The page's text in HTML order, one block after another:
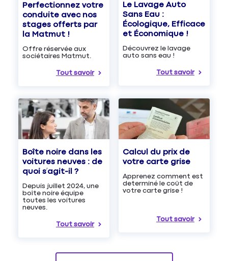
Perfectionnez votre
conduite avec nos
stages offerts par
la Matmut !
Offre réservée aux
sociétaires Matmut.
Tout savoir
Le Lavage Auto
Sans Eau :
Écologique, Efficace
et Économique !
Découvrez le lavage
auto sans eau !
Tout savoir
Boîte noire dans les
voitures neuves : de
quoi s’agit-il ?
Depuis juillet 2024, une
boîte noire équipe
toutes les voitures
neuves.
Tout savoir
Calcul du prix de
votre carte grise
Apprenez comment est
determiné le coût de
votre carte grise !
Tout savoir